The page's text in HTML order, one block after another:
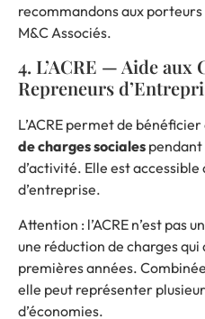
recommandons aux
M&C Associés.
4. L’ACRE — Aide aux
Repreneurs
L’ACRE permet de bénéficier
de charges sociales
d’activité. Elle est
d’entreprise.
Attention : l’ACRE n’est pas
une réduction de charges
premières années.
elle peut représenter
d’économies.